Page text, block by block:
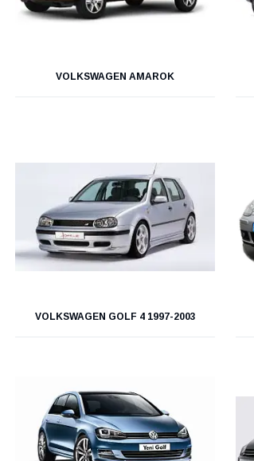
VOLKSWAGEN AMAROK
VOLKSWAGEN GOLF 4 1997-2003